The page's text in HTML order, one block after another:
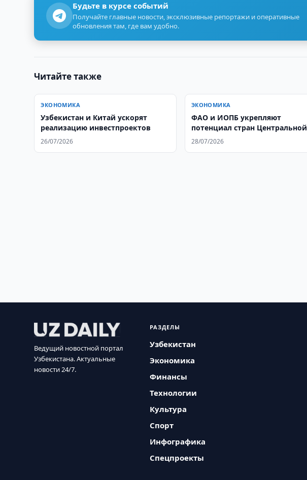
Будьте в курсе событий
Получайте главные новости, эксклюзивные репортажи и оперативные
обновления там, где вам удобно.
Читайте также
ЭКОНОМИКА
Узбекистан и Китай ускорят
реализацию инвестпроектов
26/07/2026
ЭКОНОМИКА
ФАО и ИОПБ укрепляют
потенциал стран Центральной
Азии в области мониторинга
28/07/2026
Ведущий новостной портал
Узбекистана. Актуальные
новости 24/7.
РАЗДЕЛЫ
Узбекистан
Экономика
Финансы
Технологии
Культура
Спорт
Инфографика
Спецпроекты